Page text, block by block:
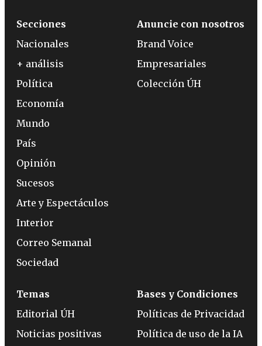
Secciones
Nacionales
+ análisis
Política
Economía
Mundo
País
Opinión
Sucesos
Arte y Espectáculos
Interior
Correo Semanal
Sociedad
Anuncie con nosotros
Brand Voice
Empresariales
Colección ÚH
Temas
Editorial ÚH
Noticias positivas
Bases y Condiciones
Políticas de Privacidad
Política de uso de la IA